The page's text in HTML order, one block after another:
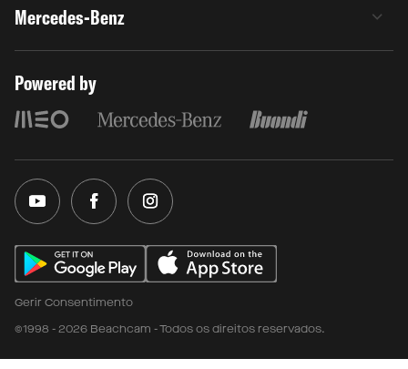
Mercedes-Benz
Powered by
Gerir Consentimento
©1998 - 2026 Beachcam - Todos os direitos reservados.